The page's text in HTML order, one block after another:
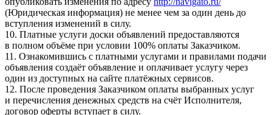
(Юридическая информация) не менее чем за один день до
вступления изменений в силу.
10. Платные услуги доски объявлений предоставляются
в полном объёме при условии 100% оплаты Заказчиком.
11. Ознакомившись с платными услугами и правилами подачи
объявления создаёт объявление и оплачивает услугу через
один из доступных на сайте платёжных сервисов.
12. После проведения Заказчиком оплаты выбранных услуг
и перечисления денежных средств на счёт Исполнителя,
договор оферты вступает в силу.